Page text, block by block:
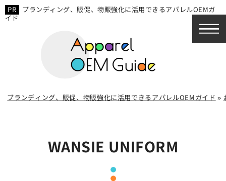
ブランディング、販促、物販強化に活用できるアパレルOEMガ
イド
ブランディング、販促、物販強化に活用できるアパレルOEMガイド »
WANSIE UNIFORM